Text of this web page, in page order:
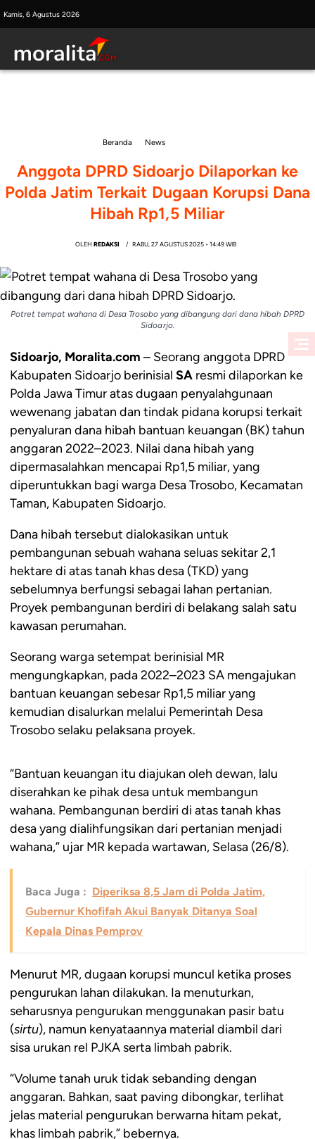
Skip
to
content
Kamis, 6 Agustus 2026
Beranda News
Anggota DPRD Sidoarjo Dilaporkan ke
Polda Jatim Terkait Dugaan Korupsi Dana
Hibah Rp1,5 Miliar
OLEHREDAKSI RABU, 27 AGUSTUS 2025 • 14:49 WIB
Potret tempat wahana di Desa Trosobo yang dibangung dari dana hibah DPRD
Sidoarjo.
Sidoarjo, Moralita.com – Seorang anggota DPRD
Kabupaten Sidoarjo berinisialSA resmi dilaporkan ke
Polda Jawa Timur atas dugaan penyalahgunaan
wewenang jabatan dan tindak pidana korupsi terkait
penyaluran dana hibah bantuan keuangan (BK) tahun
anggaran 2022–2023. Nilai dana hibah yang
dipermasalahkan mencapai Rp1,5 miliar, yang
diperuntukkan bagi warga Desa Trosobo, Kecamatan
Taman, Kabupaten Sidoarjo.
Dana hibah tersebut dialokasikan untuk
pembangunan sebuah wahana seluas sekitar 2,1
hektare di atas tanah khas desa (TKD) yang
sebelumnya berfungsi sebagai lahan pertanian.
Proyek pembangunan berdiri di belakang salah satu
kawasan perumahan.
Seorang warga setempat berinisial MR
mengungkapkan, pada 2022–2023 SA mengajukan
bantuan keuangan sebesar Rp1,5 miliar yang
kemudian disalurkan melalui Pemerintah Desa
Trosobo selaku pelaksana proyek.
“Bantuan keuangan itu diajukan oleh dewan, lalu
diserahkan ke pihak desa untuk membangun
wahana. Pembangunan berdiri di atas tanah khas
desa yang dialihfungsikan dari pertanian menjadi
wahana,” ujar MR kepada wartawan, Selasa (26/8).
Baca Juga : Diperiksa 8,5 Jam di Polda Jatim,
Gubernur Khofifah Akui Banyak Ditanya Soal
Kepala Dinas Pemprov
Menurut MR, dugaan korupsi muncul ketika proses
pengurukan lahan dilakukan. Ia menuturkan,
seharusnya pengurukan menggunakan pasir batu
(sirtu), namun kenyataannya material diambil dari
sisa urukan rel PJKA serta limbah pabrik.
“Volume tanah uruk tidak sebanding dengan
anggaran. Bahkan, saat paving dibongkar, terlihat
jelas material pengurukan berwarna hitam pekat,
khas limbah pabrik,” bebernya.